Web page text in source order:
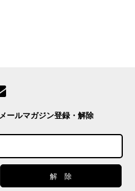
メールマガジン登録・解除